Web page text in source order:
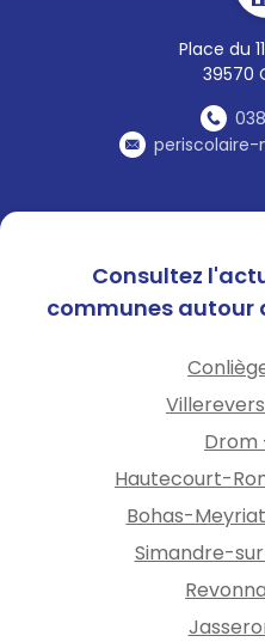
Place du
39570
periscolaire-
Consultez
communes autour
Drom
Hautecourt-
Bohas-
Simandre-